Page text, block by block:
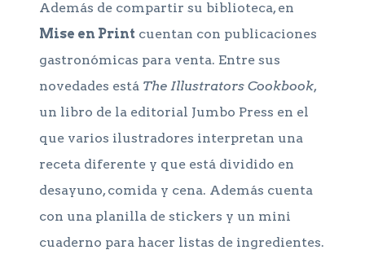
Además de compartir su biblioteca, en
Mise en Print cuentan con publicaciones
gastronómicas para venta. Entre sus
novedades está The Illustrators Cookbook,
un libro de la editorial Jumbo Press en el
que varios ilustradores interpretan una
receta diferente y que está dividido en
desayuno, comida y cena. Además cuenta
con una planilla de stickers y un mini
cuaderno para hacer listas de ingredientes.